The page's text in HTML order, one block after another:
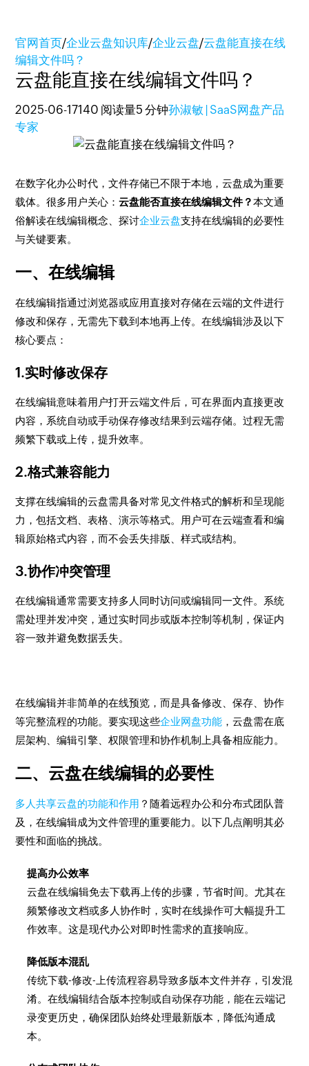
官网首页/企业云盘知识库/企业云盘/云盘能直接在线
编辑文件吗？
云盘能直接在线编辑文件吗？
2025-06-17140 阅读量5 分钟孙淑敏 | SaaS网盘产品
专家
在数字化办公时代，文件存储已不限于本地，云盘成为重要
载体。很多用户关心：云盘能否直接在线编辑文件？本文通
俗解读在线编辑概念、探讨企业云盘支持在线编辑的必要性
与关键要素。
一、在线编辑
在线编辑指通过浏览器或应用直接对存储在云端的文件进行
修改和保存，无需先下载到本地再上传。在线编辑涉及以下
核心要点：
1.实时修改保存
在线编辑意味着用户打开云端文件后，可在界面内直接更改
内容，系统自动或手动保存修改结果到云端存储。过程无需
频繁下载或上传，提升效率。
2.格式兼容能力
支撑在线编辑的云盘需具备对常见文件格式的解析和呈现能
力，包括文档、表格、演示等格式。用户可在云端查看和编
辑原始格式内容，而不会丢失排版、样式或结构。
3.协作冲突管理
在线编辑通常需要支持多人同时访问或编辑同一文件。系统
需处理并发冲突，通过实时同步或版本控制等机制，保证内
容一致并避免数据丢失。
在线编辑并非简单的在线预览，而是具备修改、保存、协作
等完整流程的功能。要实现这些企业网盘功能 ，云盘需在底
层架构、编辑引擎、权限管理和协作机制上具备相应能力。
二、云盘在线编辑的必要性
多人共享云盘的功能和作用 ？随着远程办公和分布式团队普
及，在线编辑成为文件管理的重要能力。以下几点阐明其必
要性和面临的挑战。
提高办公效率
云盘在线编辑免去下载再上传的步骤，节省时间。尤其在
频繁修改文档或多人协作时，实时在线操作可大幅提升工
作效率。这是现代办公对即时性需求的直接响应。
降低版本混乱
传统下载-修改-上传流程容易导致多版本文件并存，引发混
淆。在线编辑结合版本控制或自动保存功能，能在云端记
录变更历史，确保团队始终处理最新版本，降低沟通成
本。